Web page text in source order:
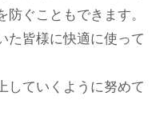
ぐこともできます。
た皆様に快適に使って
していくように努めて